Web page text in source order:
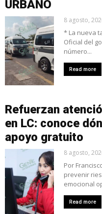
URBANO
8 agosto,
* La nueva
Oficial del
número...
Read more
Refuerzan
en LC: conoce
apoyo gratuito
8 agosto,
Por
prevenir
emocional
Read more